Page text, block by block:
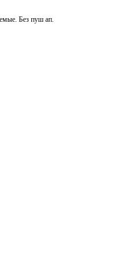
Без пуш ап.